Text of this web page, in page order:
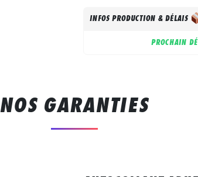
INFOS PRODUCTION & DÉLAIS
PROCHAIN
NOS GARANTIES